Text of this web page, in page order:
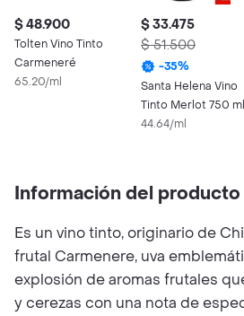
$ 48.900
Tolten Vino Tinto
Carmeneré
65.20/ml
$ 33.475
$ 51.500
-35%
Santa Helena Vino
Tinto Merlot 750 ml
44.64/ml
Información del producto
Es un vino tinto, originario de
frutal Carmenere, uva
explosión de aromas frutales
y cerezas con una nota de